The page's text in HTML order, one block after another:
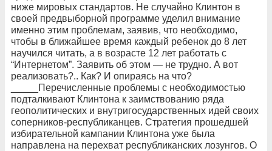
ниже мировых стандартов. Не случайно Клинтон в
своей предвыборной программе уделил внимание
именно этим проблемам, заявив, что необходимо,
чтобы в ближайшее время каждый ребенок до 8 лет
научился читать, а в возрасте 12 лет работать с
“Интернетом”. Заявить об этом — не трудно. А вот
реализовать?.. Как? И опираясь на что?
_____Перечисленные проблемы с необходимостью
подталкивают Клинтона к заимствованию ряда
геополитических и внутригосударственных идей своих
соперников-республиканцев. Стратегия прошедшей
избирательной кампании Клинтона уже была
направлена на перехват республиканских лозунгов. О